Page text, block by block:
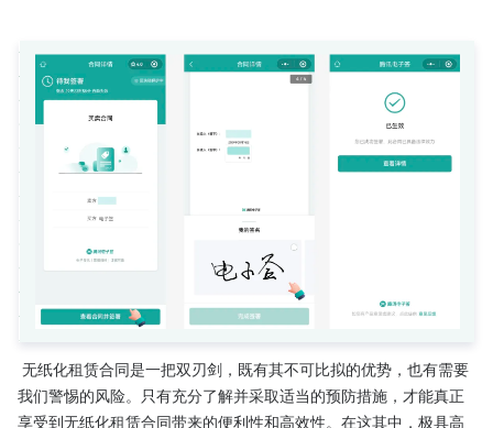
我们警惕的风险。只有充分了解并采取适当的预防措施，才能真正
享受到无纸化租赁合同带来的便利性和高效性。在这其中，极具高